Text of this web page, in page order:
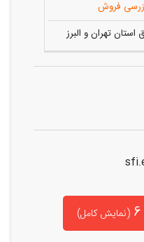
فروش
تهران و البرز
(نمایش کامل)